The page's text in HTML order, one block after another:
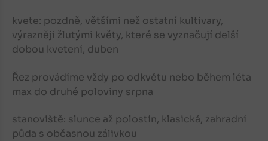
kvete: pozdně, většími než ostatní kultivary,
výrazněji žlutými květy, které se vyznačují delší
dobou kvetení, duben
Řez provádíme vždy po odkvětu nebo během léta
max do druhé poloviny srpna
stanoviště: slunce až polostín, klasická, zahradní
půda s občasnou zálivkou